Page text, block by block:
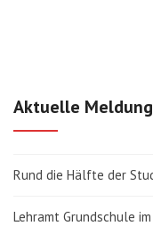
Aktuelle
Rund die Hälfte der
Lehramt Grundschule